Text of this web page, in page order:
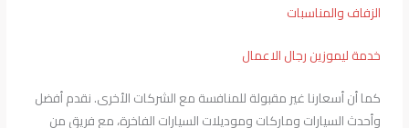
الزفاف والمناسبات
خدمة ليموزين رجال الاعمال
كما أن أسعارنا غير مقبولة للمنافسة مع الشركات الأخرى. نقدم أفضل
وأحدث السيارات وماركات وموديلات السيارات الفاخرة، مع فريق من